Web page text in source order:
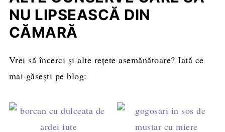
cantitate: 1 linguriță pentru borcanul mic, 2
pentru cel mare.
NU LIPSEASCĂ DIN
CĂMARĂ
Vrei să încerci și alte rețete asemănătoare? Iată ce
mai găsești pe blog: